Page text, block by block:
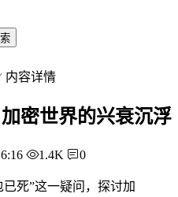
内容详情
密世界的兴衰沉浮
1.4K 0
已死”这一疑问，探讨加